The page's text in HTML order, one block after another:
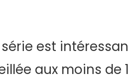
est
aux moins de